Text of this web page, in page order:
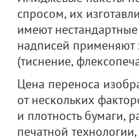
спросом, их
имеют
надписей применяют
(тиснение,
Цена переноса
от нескольких
и плотность бумаги,
печатной